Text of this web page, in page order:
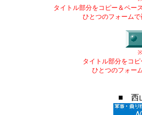
タイトル部分をコピー＆ペー
ひとつのフォーム
タイトル部分をコ
ひとつのフォー
■ 西